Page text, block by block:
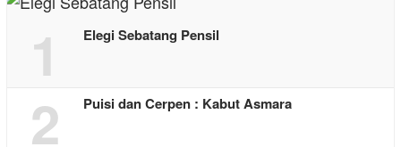
1 Elegi Sebatang Pensil
2 Puisi dan Cerpen : Kabut Asmara